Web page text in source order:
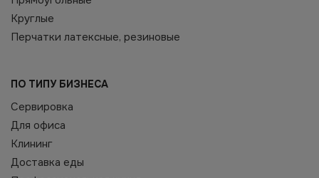
Круглые
Перчатки латексные, резиновые
ПО ТИПУ БИЗНЕСА
Сервировка
Для офиса
Клининг
Доставка еды